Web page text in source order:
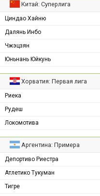
Китай: Суперлига
Циндао Хайню
Далянь Инбо
Чжэцзян
Юньнань Юйкунь
Хорватия: Первая лига
Риека
Рудеш
Локомотива
Аргентина: Примера
Депортиво Риестра
Атлетико Тукуман
Тигре